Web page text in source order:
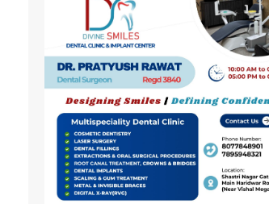
महिला संसार
जीवन
कला
इतिहास